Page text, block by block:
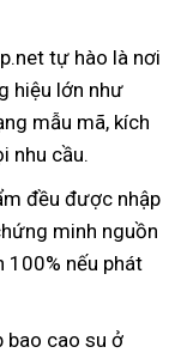
tự hào là nơi
hiệu lớn như
mẫu mã, kích
nhu cầu.
đều được nhập
minh nguồn
100% nếu phát
bao cao su ở